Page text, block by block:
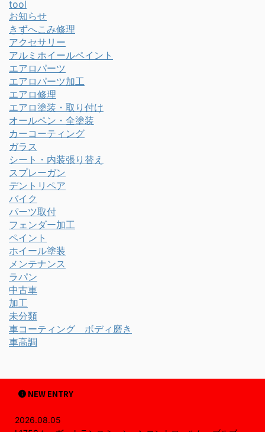
tool
お知らせ
きずへこみ修理
アクセサリー
アルミホイールペイント
エアロパーツ
エアロパーツ加工
エアロ修理
エアロ塗装・取り付け
オールペン・全塗装
カーコーティング
ガラス
シート・内装張り替え
スプレーガン
デントリペア
バイク
パーツ取付
フェンダー加工
ペイント
ホイール塗装
メンテナンス
ラパン
中古車
加工
未分類
車コーティング ボディ磨き
車高調
NEW ENTRY
2026.08.05